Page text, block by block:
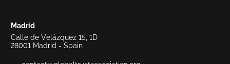
Madrid
Calle de Velázquez 15, 1D
28001 Madrid - Spain